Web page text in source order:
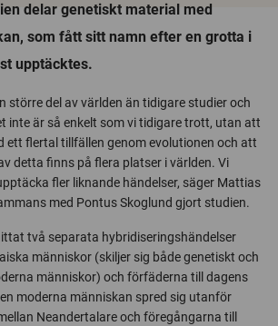
delar genetiskt material med
som fått sitt namn efter en grotta i
upptäcktes.
större del av världen än tidigare studier och
inte är så enkelt som vi tidigare trott, utan att
ett flertal tillfällen genom evolutionen och att
detta finns på flera platser i världen. Vi
fler liknande händelser, säger Mattias
med Pontus Skoglund gjort studien.
två separata hybridiseringshändelser
människor (skiljer sig både genetiskt och
människor) och förfäderna till dagens
moderna människan spred sig utanför
Neandertalare och föregångarna till